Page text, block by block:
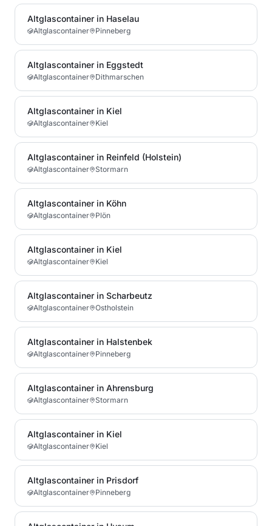
Altglascontainer in Haselau
Altglascontainer Pinneberg
Altglascontainer in Eggstedt
Altglascontainer Dithmarschen
Altglascontainer in Kiel
Altglascontainer Kiel
Altglascontainer in Reinfeld (Holstein)
Altglascontainer Stormarn
Altglascontainer in Köhn
Altglascontainer Plön
Altglascontainer in Kiel
Altglascontainer Kiel
Altglascontainer in Scharbeutz
Altglascontainer Ostholstein
Altglascontainer in Halstenbek
Altglascontainer Pinneberg
Altglascontainer in Ahrensburg
Altglascontainer Stormarn
Altglascontainer in Kiel
Altglascontainer Kiel
Altglascontainer in Prisdorf
Altglascontainer Pinneberg